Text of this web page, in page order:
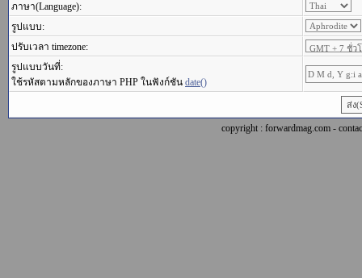
ภาษา(Language):
รูปแบบ:
ปรับเวลา timezone:
รูปแบบวันที่:
ใช้รหัสตามหลักของภาษา PHP ในฟังก์ชัน date()
copyright : forwardmag.com -